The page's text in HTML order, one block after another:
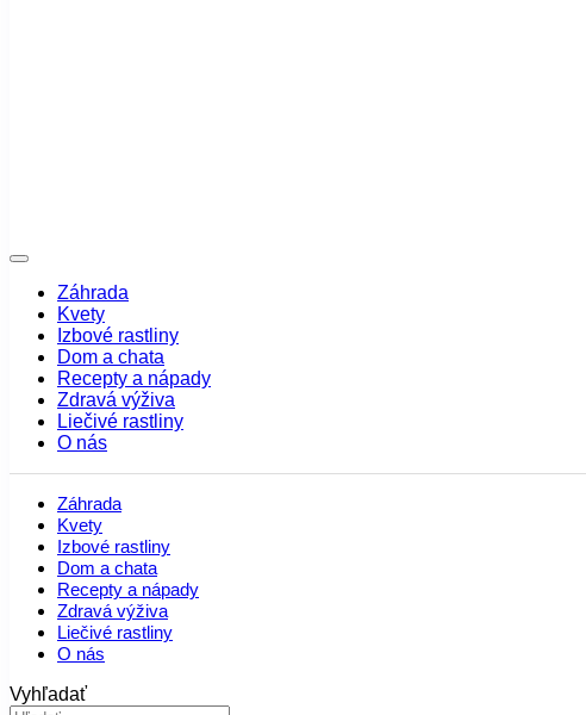
Záhrada
Kvety
Izbové rastliny
Dom a chata
Recepty a nápady
Zdravá výživa
Liečivé rastliny
O nás
Záhrada
Kvety
Izbové rastliny
Dom a chata
Recepty a nápady
Zdravá výživa
Liečivé rastliny
O nás
Vyhľadať